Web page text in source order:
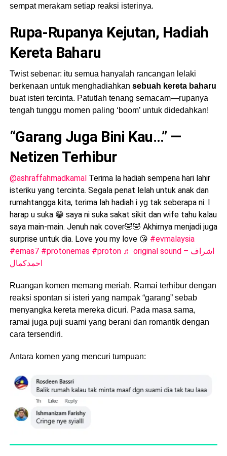
sempat merakam setiap reaksi isterinya.
Rupa-Rupanya Kejutan, Hadiah
Kereta Baharu
Twist sebenar: itu semua hanyalah rancangan lelaki
berkenaan untuk menghadiahkan sebuah kereta baharu
buat isteri tercinta. Patutlah tenang semacam—rupanya
tengah tunggu momen paling ‘boom’ untuk didedahkan!
“Garang Juga Bini Kau…” —
Netizen Terhibur
@ashraffahmadkamalTerima la hadiah sempena hari lahir
isteriku yang tercinta. Segala penat lelah untuk anak dan
rumahtangga kita, terima lah hadiah i yg tak seberapa ni. I
harap u suka 😁 saya ni suka sakat sikit dan wife tahu kalau
saya main-main. Jenuh nak cover🤣🤣 Akhirnya menjadi juga
surprise untuk dia. Love you my love 😘 #evmalaysia
#emas7 #protonemas #proton ♬ original sound – اشراف
احمدكمال
Ruangan komen memang meriah. Ramai terhibur dengan
reaksi spontan si isteri yang nampak “garang” sebab
menyangka kereta mereka dicuri. Pada masa sama,
ramai juga puji suami yang berani dan romantik dengan
cara tersendiri.
Antara komen yang mencuri tumpuan: